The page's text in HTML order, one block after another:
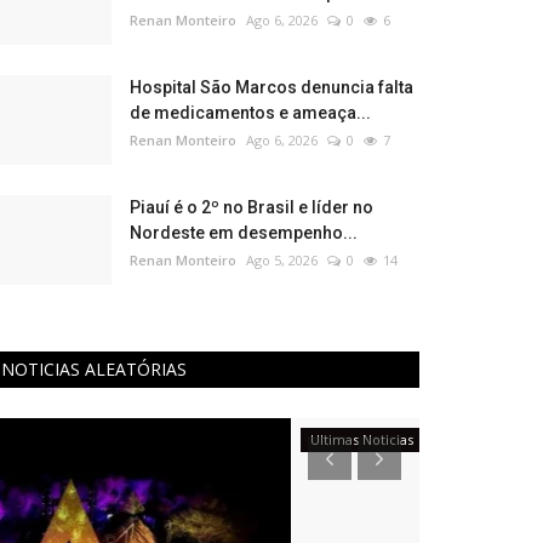
Renan Monteiro Ago 6, 2026 0 6
Hospital São Marcos denuncia falta
de medicamentos e ameaça...
Renan Monteiro Ago 6, 2026 0 7
Piauí é o 2º no Brasil e líder no
Nordeste em desempenho...
Renan Monteiro Ago 5, 2026 0 14
NOTICIAS ALEATÓRIAS